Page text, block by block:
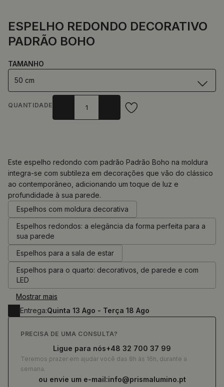
ESPELHO REDONDO DECORATIVO
PADRÃO BOHO
TAMANHO
50 cm
QUANTIDADE
0.00€
Este espelho redondo com padrão Padrão Boho na moldura
integra-se com subtileza em decorações que vão do clássico
ao contemporâneo, adicionando um toque de luz e
profundidade à sua parede.
Espelhos com moldura decorativa
Espelhos redondos: a elegância da forma perfeita para a
sua parede
Espelhos para a sala de estar
Espelhos para o quarto: decorativos, de parede e com
LED
Mostrar mais
Entrega:Quinta 13 Ago - Terça 18 Ago
PRECISA DE UMA CONSULTA?
Ligue para nós+48 32 700 37 99
Teremos prazer em ajudar você das 8h às 16h, durante a
semana.
ou envie um e-mail:info@prismalumino.pt